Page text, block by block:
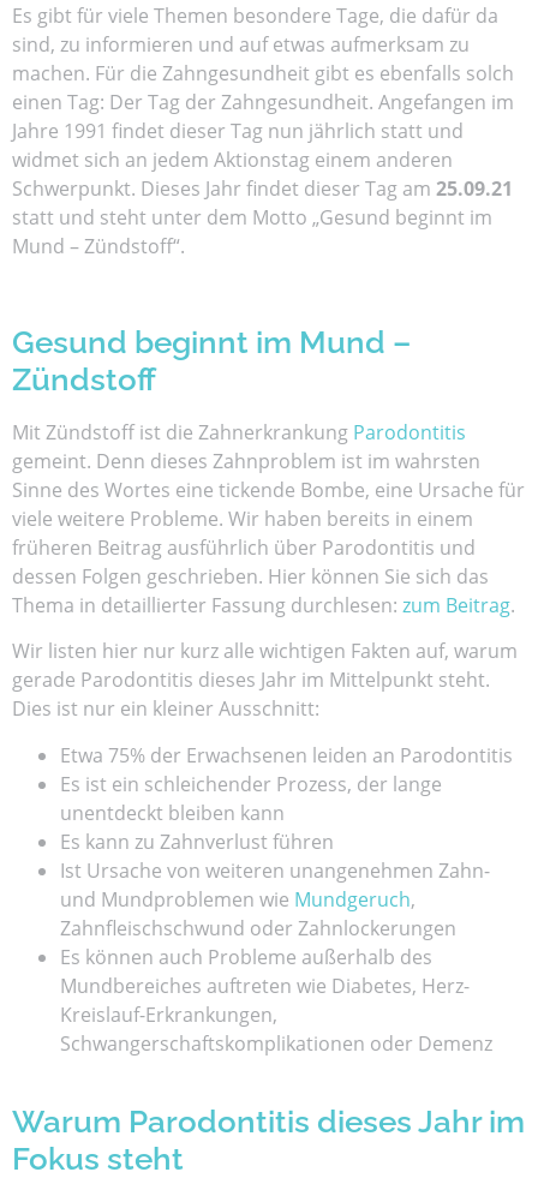
Es gibt für viele Themen besondere Tage, die dafür da
sind, zu informieren und auf etwas aufmerksam zu
machen. Für die Zahngesundheit gibt es ebenfalls solch
einen Tag: Der Tag der Zahngesundheit. Angefangen im
Jahre 1991 findet dieser Tag nun jährlich statt und
widmet sich an jedem Aktionstag einem anderen
Schwerpunkt. Dieses Jahr findet dieser Tag am 25.09.21
statt und steht unter dem Motto „Gesund beginnt im
Mund – Zündstoff“.
Gesund beginnt im Mund –
Zündstoff
Mit Zündstoff ist die Zahnerkrankung Parodontitis
gemeint. Denn dieses Zahnproblem ist im wahrsten
Sinne des Wortes eine tickende Bombe, eine Ursache für
viele weitere Probleme. Wir haben bereits in einem
früheren Beitrag ausführlich über Parodontitis und
dessen Folgen geschrieben. Hier können Sie sich das
Thema in detaillierter Fassung durchlesen: zum Beitrag.
Wir listen hier nur kurz alle wichtigen Fakten auf, warum
gerade Parodontitis dieses Jahr im Mittelpunkt steht.
Dies ist nur ein kleiner Ausschnitt:
Etwa 75% der Erwachsenen leiden an Parodontitis
Es ist ein schleichender Prozess, der lange
unentdeckt bleiben kann
Es kann zu Zahnverlust führen
Ist Ursache von weiteren unangenehmen Zahn-
und Mundproblemen wie Mundgeruch,
Zahnfleischschwund oder Zahnlockerungen
Es können auch Probleme außerhalb des
Mundbereiches auftreten wie Diabetes, Herz-
Kreislauf-Erkrankungen,
Schwangerschaftskomplikationen oder Demenz
Warum Parodontitis dieses Jahr im
Fokus steht